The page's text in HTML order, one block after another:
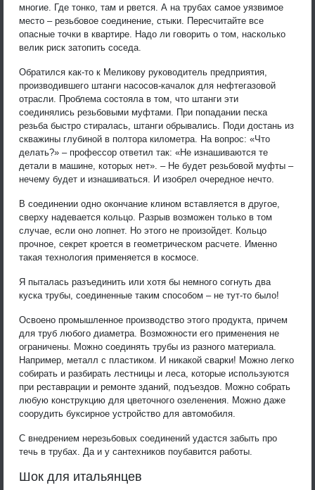
многие. Где тонко, там и рвется. А на трубах самое уязвимое
место – резьбовое соединение, стыки. Пересчитайте все
опасные точки в квартире. Надо ли говорить о том, насколько
велик риск затопить соседа.
Обратился как-то к Меликову руководитель предприятия,
производившего штанги насосов-качалок для нефтегазовой
отрасли. Проблема состояла в том, что штанги эти
соединялись резьбовыми муфтами. При попадании песка
резьба быстро стиралась, штанги обрывались. Поди достань из
скважины глубиной в полтора километра. На вопрос: «Что
делать?» – профессор ответил так: «Не изнашиваются те
детали в машине, которых нет». – Не будет резьбовой муфты –
нечему будет и изнашиваться. И изобрел очередное нечто.
В соединении одно окончание клином вставляется в другое,
сверху надевается кольцо. Разрыв возможен только в том
случае, если оно лопнет. Но этого не произойдет. Кольцо
прочное, секрет кроется в геометрическом расчете. Именно
такая технология применяется в космосе.
Я пыталась разъединить или хотя бы немного согнуть два
куска трубы, соединенные таким способом – не тут-то было!
Освоено промышленное производство этого продукта, причем
для труб любого диаметра. Возможности его применения не
ограничены. Можно соединять трубы из разного материала.
Например, металл с пластиком. И никакой сварки! Можно легко
собирать и разбирать лестницы и леса, которые используются
при реставрации и ремонте зданий, подъездов. Можно собрать
любую конструкцию для цветочного озеленения. Можно даже
соорудить буксирное устройство для автомобиля.
С внедрением нерезьбовых соединений удастся забыть про
течь в трубах. Да и у сантехников поубавится работы.
Шок для итальянцев